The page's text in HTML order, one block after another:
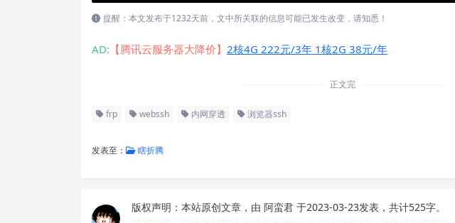
提醒：本文发布于1232天前，文中所关联的信息可能已发生改变，请知悉！
AD: 【腾讯云服务器大降价】 2核4G 222元/3年 1核2G 38元/年
正文完
frp webssh 内网穿透 浏览器ssh
发表至： 瞎折腾
版权声明： 本站原创文章，由 阿蛮君 于2023-03-23发表，共计525字。